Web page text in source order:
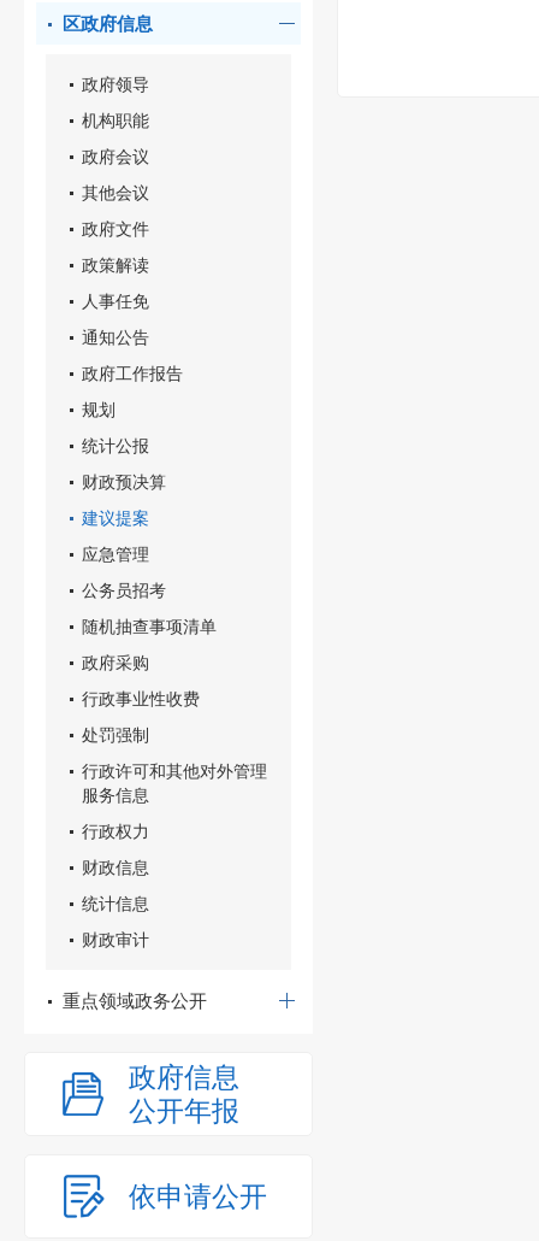
区政府信息
政府领导
机构职能
政府会议
其他会议
政府文件
政策解读
人事任免
通知公告
政府工作报告
规划
统计公报
财政预决算
建议提案
应急管理
公务员招考
随机抽查事项清单
政府采购
行政事业性收费
处罚强制
行政许可和其他对外管理
服务信息
行政权力
财政信息
统计信息
财政审计
重点领域政务公开
政府信息
公开年报
依申请公开